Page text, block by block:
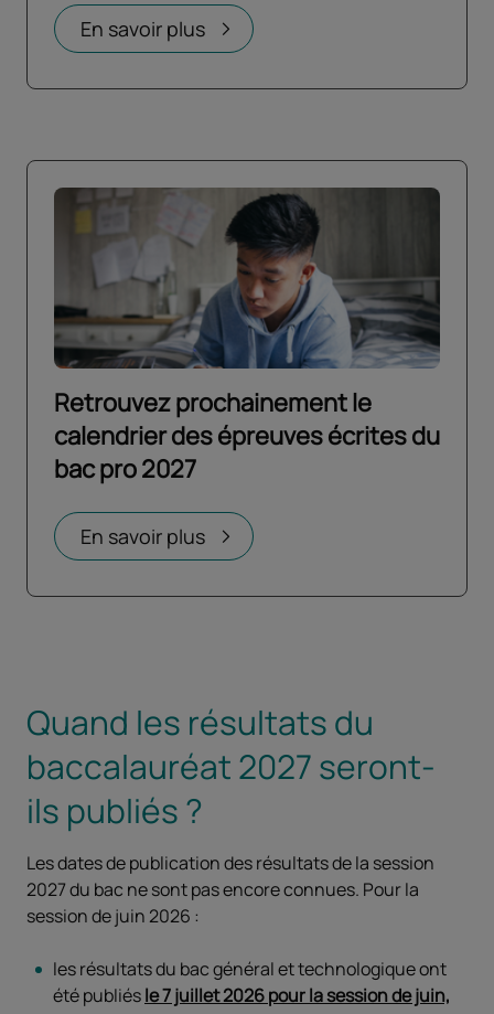
En savoir plus
Ouvrir dans un nouvel onglet
Retrouvez prochainement le
calendrier des épreuves écrites du
bac pro 2027
En savoir plus
Ouvrir dans un nouvel onglet
Quand les résultats du
baccalauréat 2027 seront-
ils publiés ?
Les dates de publication des résultats de la session
2027 du bac ne sont pas encore connues. Pour la
session de juin 2026 :
les résultats du bac général et technologique ont
été publiésle 7 juillet 2026 pour la session de juin,